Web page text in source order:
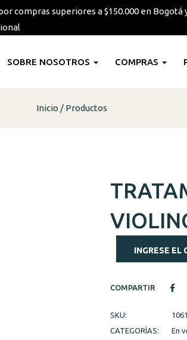
compras superiores a $150.000 en Bogotá
SOBRE NOSOTROS COMPRAS
Inicio Productos
INGRESE EL
COMPARTIR
SKU:
CATEGORÍAS:
En